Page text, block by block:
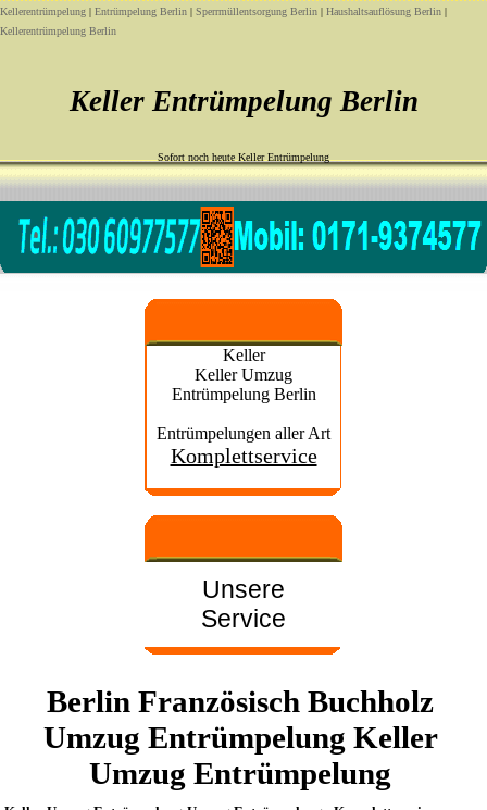
Kellerentrümpelung | Entrümpelung Berlin | Sperrmüllentsorgung Berlin | Haushaltsauflösung Berlin |
Kellerentrümpelung Berlin
Keller Entrümpelung Berlin
Sofort noch heute Keller Entrümpelung
Keller
Keller Umzug
Entrümpelung Berlin
Entrümpelungen aller Art
Komplettservice
Unsere
Service
Berlin Französisch Buchholz
Umzug Entrümpelung Keller
Umzug Entrümpelung